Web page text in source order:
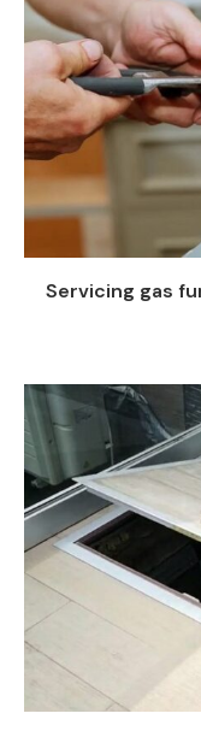
Servicing gas